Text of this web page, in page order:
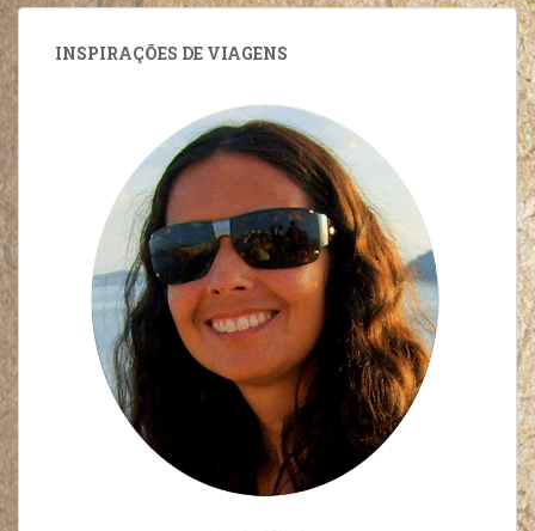
INSPIRAÇÕES DE VIAGENS